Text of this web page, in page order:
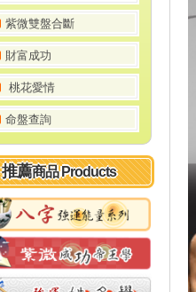
紫微雙盤合斷
財富成功
桃花愛情
命盤查詢
推薦商品 Products